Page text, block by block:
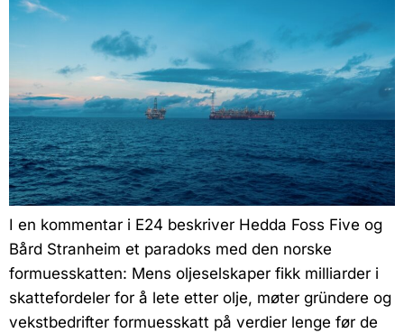
I en kommentar i E24 beskriver Hedda Foss Five og
Bård Stranheim et paradoks med den norske
formuesskatten: Mens oljeselskaper fikk milliarder i
skattefordeler for å lete etter olje, møter gründere og
vekstbedrifter formuesskatt på verdier lenge før de